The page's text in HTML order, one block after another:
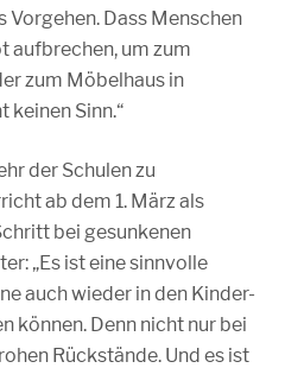
Dass Menschen
aufbrechen, um zum
zum Möbelhaus in
keinen Sinn.“
der Schulen zu
ab dem 1. März als
bei gesunkenen
„Es ist eine sinnvolle
auch wieder in den Kinder-
können. Denn nicht nur bei
Rückstände. Und es ist